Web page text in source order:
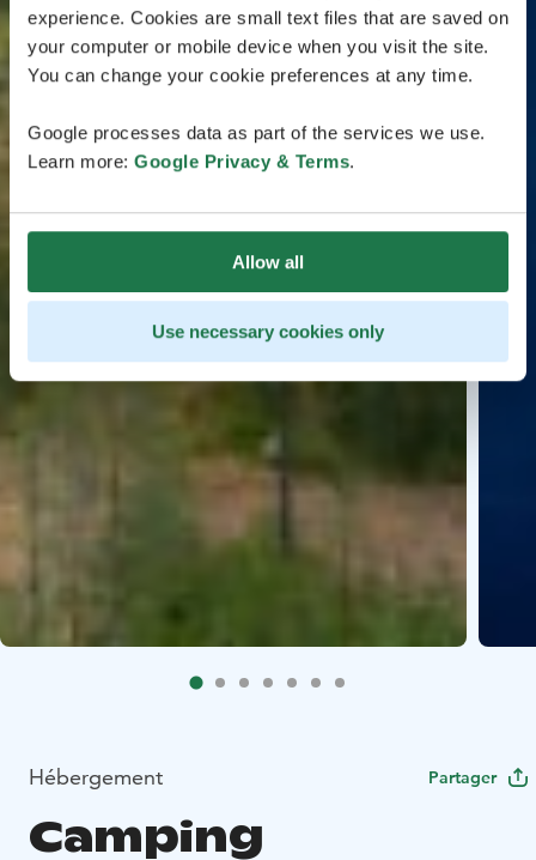
experience. Cookies are small text files that are saved on
your computer or mobile device when you visit the site.
You can change your cookie preferences at any time.
Google processes data as part of the services we use.
Learn more: Google Privacy & Terms.
Allow all
Use necessary cookies only
Hébergement Partager
Camping